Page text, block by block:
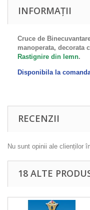
INFORMAȚII
Cruce de
manoperata, decorata
Rastignire din lemn.
Disponibila la
RECENZII
Nu sunt opinii ale clienților
18 ALTE